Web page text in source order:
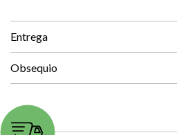
Entrega
Obsequio